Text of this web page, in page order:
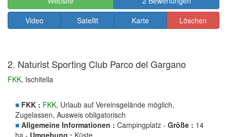
Video
Satellit Karte Löschen
2. Naturist Sporting Club Parco del Gargano
FKK, Ischitella
■ FKK : FKK, Urlaub auf Vereinsgelände möglich,
Zugelassen, Ausweis obligatorisch
■ Allgemeine Informationen : Campingplatz - Größe : 14
ha - Umgebung : Küste